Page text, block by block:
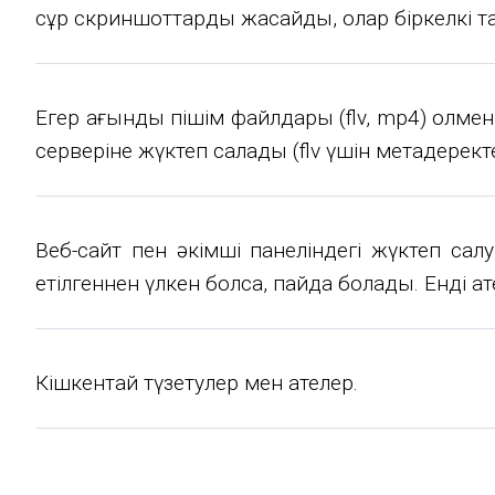
сұр скриншоттарды жасайды, олар біркелкі
Егер ағындық пішім файлдары (flv, mp4)
серверіне жүктеп салады (flv үшін
Веб-сайт пен әкімші панеліндегі жүктеп
етілгеннен үлкен болса, пайда болады. Енді
Кішкентай түзетулер мен қателер.